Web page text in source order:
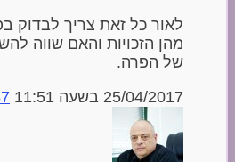
לאור כל זאת צריך לבדוק
מהן הזכויות והאם שווה
של הפרה.
25/04/2017 בשעה 11:51